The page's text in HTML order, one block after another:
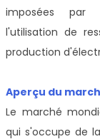
imposées par
l'utilisation de
production
Aperçu du
Le marché
qui s'occupe de